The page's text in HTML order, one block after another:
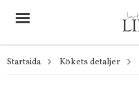
Startsida Kökets detaljer